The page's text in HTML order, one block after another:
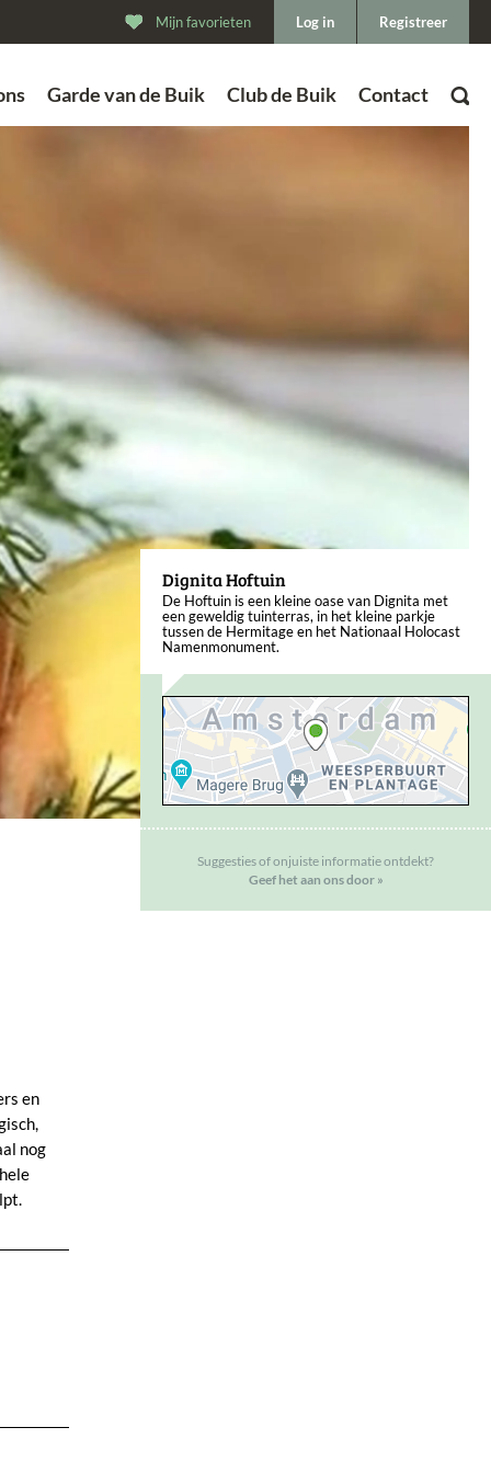
Dignita Hoftuin
De Hoftuin is een kleine oase van Dignita met
een geweldig tuinterras, in het kleine parkje
tussen de Hermitage en het Nationaal Holocast
Namenmonument.
Suggesties of onjuiste informatie ontdekt?
Geef het aan ons door »
en
nog
Registreer
Log in
Mijn favorieten
Garde van de Buik Club de Buik Contact
ZOEK